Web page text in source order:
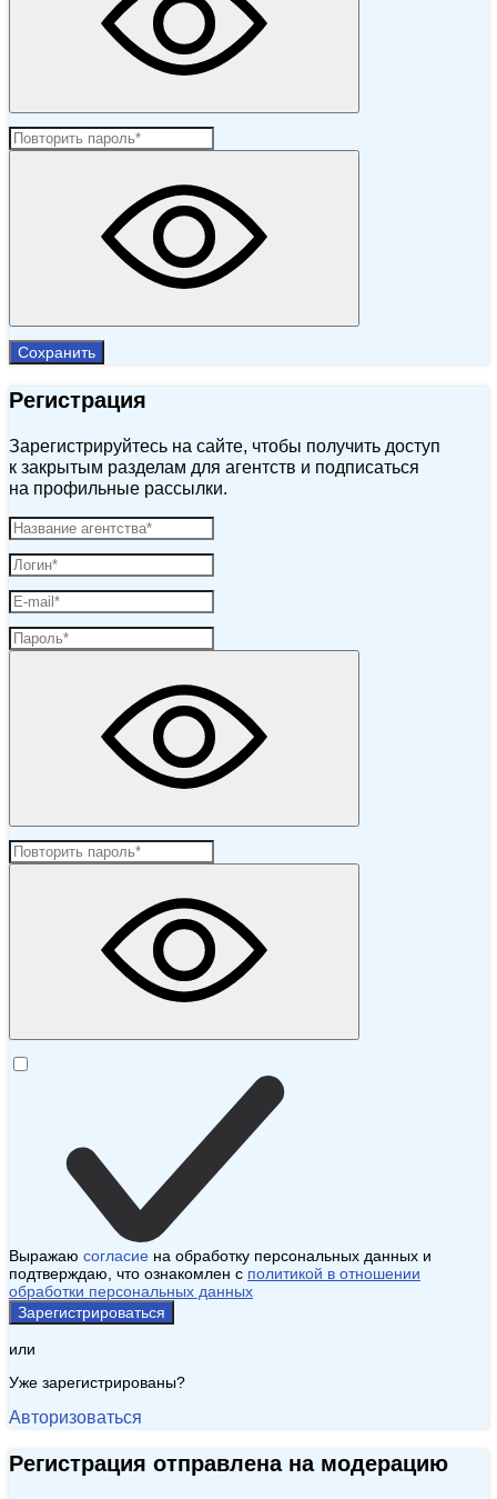
Сохранить
Регистрация
Зарегистрируйтесь на сайте, чтобы получить доступ
к закрытым разделам для агентств и подписаться
на профильные рассылки.
Выражаю согласие на обработку персональных данных и
подтверждаю, что ознакомлен с политикой в отношении
обработки персональных данных
Зарегистрироваться
или
Уже зарегистрированы?
Авторизоваться
Регистрация отправлена на модерацию